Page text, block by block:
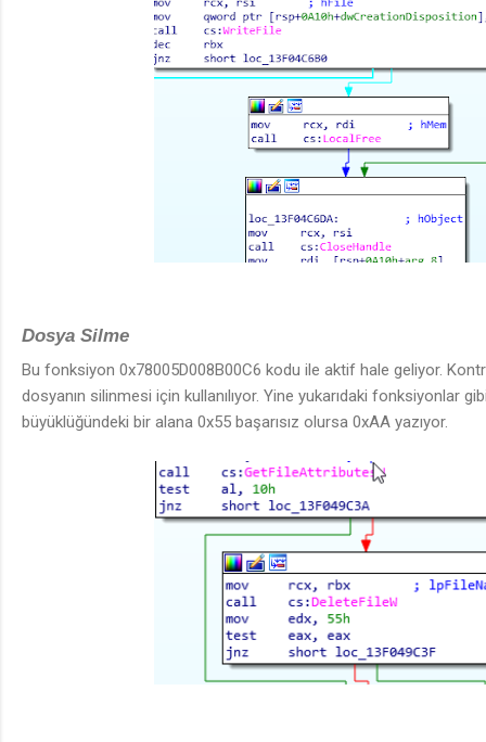
Dosya Silme
Bu fonksiyon 0x78005D008B00C6 kodu ile aktif hale geliyor.
dosyanın silinmesi için kullanılıyor. Yine yukarıdaki fonksiyonlar
büyüklüğündeki bir alana 0x55 başarısız olursa 0xAA yazıyor.